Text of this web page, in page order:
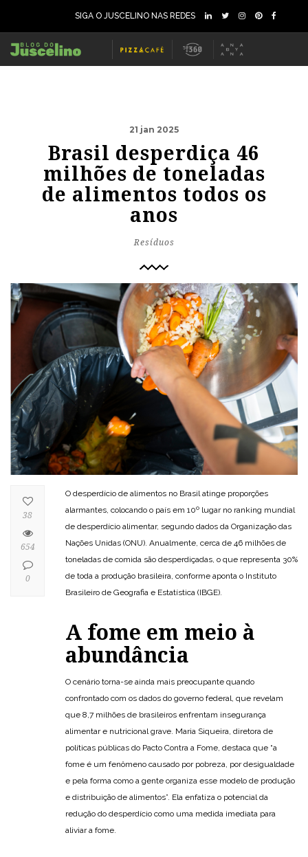
SIGA O JUSCELINO NAS REDES
21 jan 2025
Brasil desperdiça 46
milhões de toneladas
de alimentos todos os
anos
Resíduos
O desperdício de alimentos no Brasil atinge proporções
alarmantes, colocando o país em 10º lugar no ranking mundial
de desperdício alimentar, segundo dados da Organização das
Nações Unidas (ONU). Anualmente, cerca de 46 milhões de
toneladas de comida são desperdiçadas, o que representa 30%
de toda a produção brasileira, conforme aponta o Instituto
Brasileiro de Geografia e Estatística (IBGE).
A fome em meio à
abundância
O cenário torna-se ainda mais preocupante quando
confrontado com os dados do governo federal, que revelam
que 8,7 milhões de brasileiros enfrentam insegurança
alimentar e nutricional grave. Maria Siqueira, diretora de
políticas públicas do Pacto Contra a Fome, destaca que “a
fome é um fenômeno causado por pobreza, por desigualdade
e pela forma como a gente organiza esse modelo de produção
e distribuição de alimentos”. Ela enfatiza o potencial da
redução do desperdício como uma medida imediata para
aliviar a fome.
38
654
0